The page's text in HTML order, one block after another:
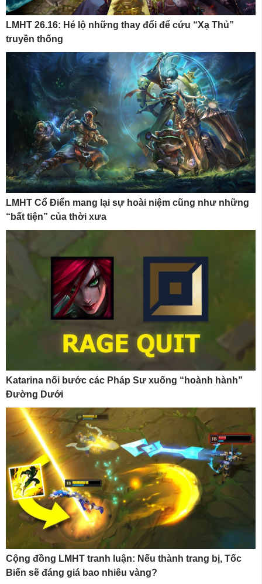
LMHT 26.16: Hé lộ những thay đổi để cứu “Xạ Thủ”
truyền thống
LMHT Cổ Điển mang lại sự hoài niệm cũng như những
“bất tiện” của thời xưa
Katarina nối bước các Pháp Sư xuống “hoành hành”
Đường Dưới
Cộng đồng LMHT tranh luận: Nếu thành trang bị, Tốc
Biến sẽ đáng giá bao nhiêu vàng?